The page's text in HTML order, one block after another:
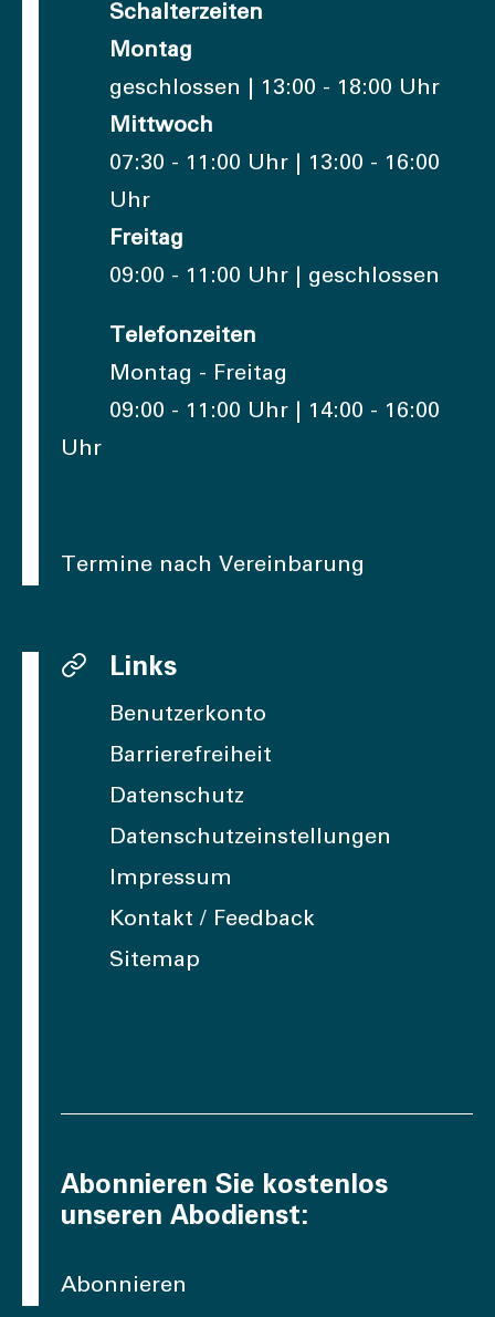
Schalterzeiten
Montag
geschlossen | 13:00 - 18:00 Uhr
Mittwoch
07:30 - 11:00 Uhr | 13:00 - 16:00
Uhr
Freitag
09:00 - 11:00 Uhr | geschlossen
Telefonzeiten
Montag - Freitag
09:00 - 11:00 Uhr | 14:00 - 16:00
Uhr
Termine nach Vereinbarung
Links
Benutzerkonto
Barrierefreiheit
Datenschutz
Datenschutzeinstellungen
Impressum
Kontakt / Feedback
Sitemap
Abonnieren Sie kostenlos
unseren Abodienst:
Abonnieren